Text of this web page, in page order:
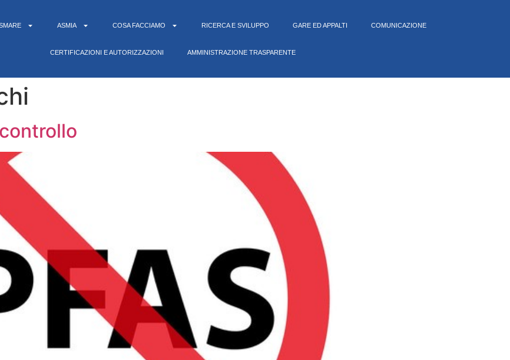
ASMIA COSA FACCIAMO RICERCA E SVILUPPO GARE ED APPALTI COMUNICAZIONE
CERTIFICAZIONI E AUTORIZZAZIONI AMMINISTRAZIONE TRASPARENTE